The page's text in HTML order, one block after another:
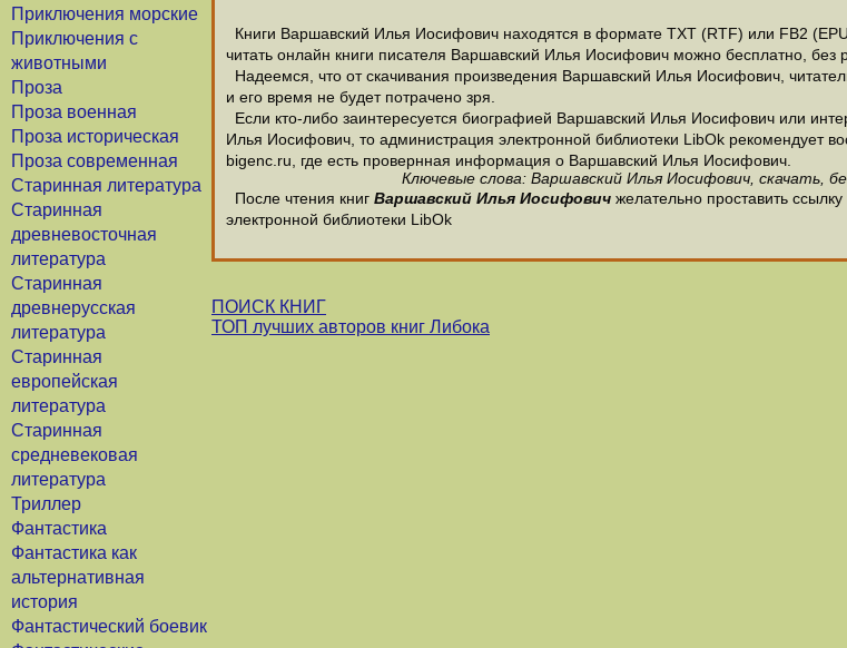
Приключения морские
Приключения с
животными
Проза
Проза военная
Проза историческая
Проза современная
Старинная литература
Старинная
древневосточная
литература
Старинная
древнерусская
литература
Старинная
европейская
литература
Старинная
средневековая
литература
Триллер
Фантастика
Фантастика как
альтернативная
история
Фантастический боевик
Книги Варшавский Илья Иосифович находятся в формате ТХТ (RTF) или FB2
читать онлайн книги писателя Варшавский Илья Иосифович можно бесплатно, без
Надеемся, что от скачивания произведения Варшавский Илья Иосифович,
и его время не будет потрачено зря.
Если кто-либо заинтересуется биографией Варшавский Илья Иосифович или
Илья Иосифович, то администрация электронной библиотеки LibOk рекомендует
bigenc.ru, где есть провернная информация о Варшавский Илья Иосифович.
Ключевые слова: Варшавский Илья Иосифович, скачать,
После чтения книг Варшавский Илья Иосифович желательно проставить
электронной библиотеки LibOk
ПОИСК КНИГ
ТОП лучших авторов книг Либока